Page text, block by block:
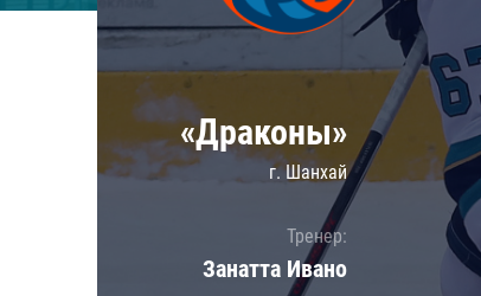
Локомотив
Шанхайские Драконы
«Драконы»
г. Шанхай
Тренер:
Занатта Иванo